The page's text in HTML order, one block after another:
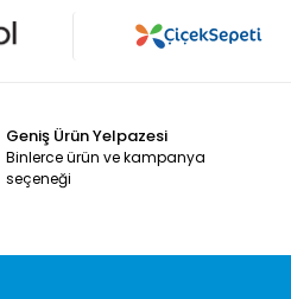
Geniş Ürün Yelpazesi
Binlerce ürün ve kampanya
seçeneği